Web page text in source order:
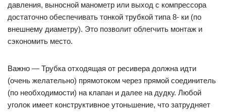
давления, выносной манометр или выход с компрессора
достаточно обеспечивать тонкой трубкой типа 8- ки (по
внешнему диаметру). Это позволит облегчить монтаж и
сэкономить место.
Важно — Трубка отходящая от ресивера должна идти
(очень желательно) прямотоком через прямой соединитель
(по необходимости) на клапан и далее на дудку. Любой
уголок имеет конструктивное утоньшение, что затрудняет